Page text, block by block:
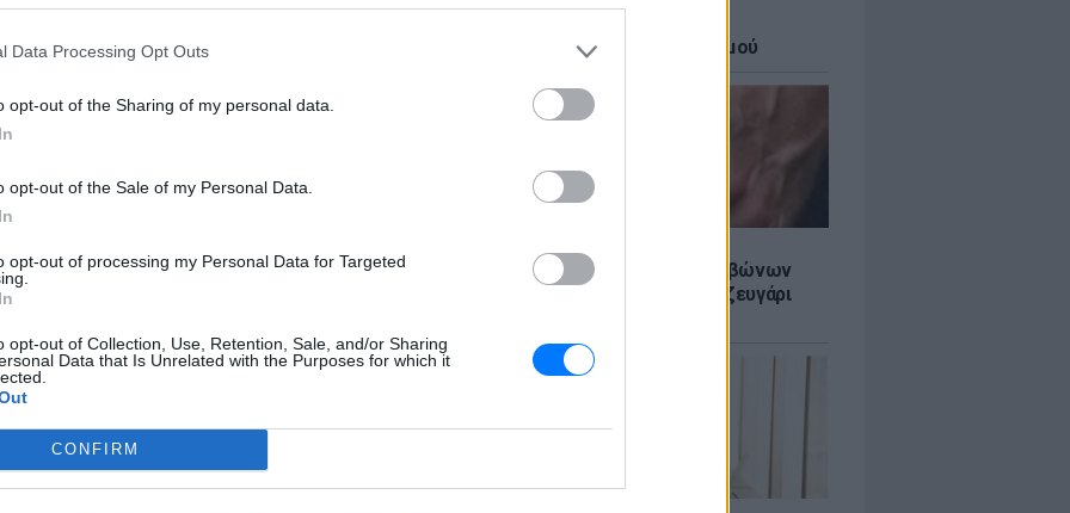
Data Processing Opt Outs
opt-out of the Sharing of my personal data.
opt-out of the Sale of my Personal Data.
opt-out of processing my Personal Data for Targeted
opt-out of Collection, Use, Retention, Sale, and/or Sharing
Data that Is Unrelated with the Purposes for which it
CONFIRM
υψηλότερο επίπεδο συναγερμού
Τους είδαν με δαχτυλίδι αρραβώνων
στο Παρίσι - Μήπως διάσημο ζευγάρι
τους ρόλους του ως
γενιές κινηματογραφόφιλων. Στα 80
στον χώρο της ψυχαγωγίας.
παντρεύτηκαν το1997και μαζί
δυσκολίες που αντιμετώπισε η σχέση
το ζευγάρι κατάφερε να παραμείνει